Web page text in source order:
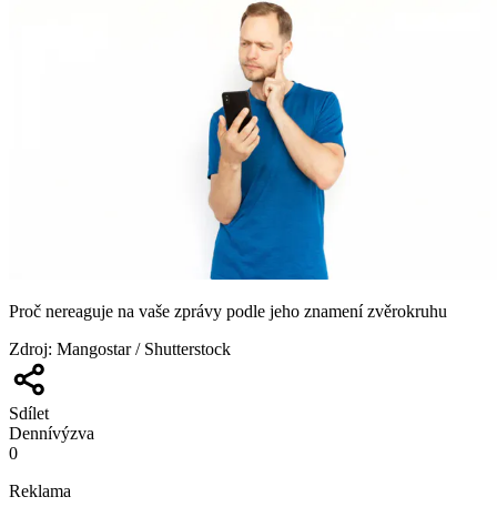
Proč nereaguje na vaše zprávy podle jeho znamení zvěrokruhu
Zdroj: Mangostar / Shutterstock
Sdílet
Dennívýzva
0
Reklama